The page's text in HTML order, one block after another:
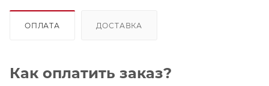
ОПЛАТА ДОСТАВКА
Как оплатить заказ?